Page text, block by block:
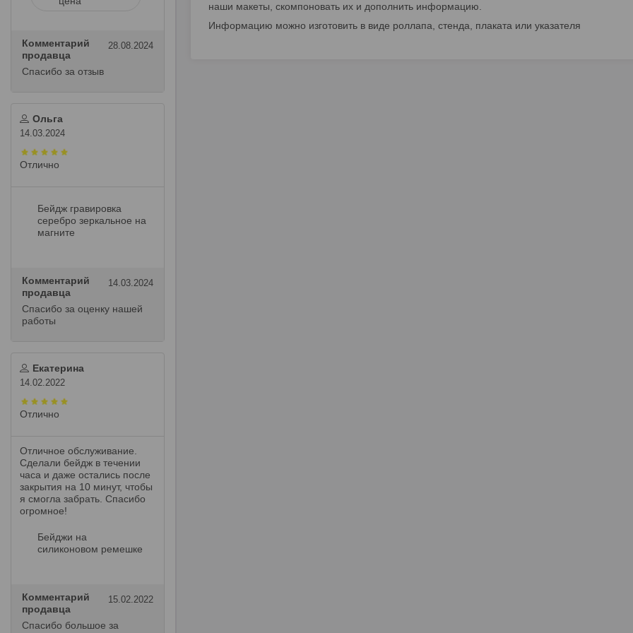
наши макеты, скомпоновать их и дополнить информацию.
Информацию можно изготовить в виде роллапа, стенда, плаката или указателя
Комментарий
продавца
28.08.2024
Спасибо за отзыв
Ольга
14.03.2024
Отлично
Бейдж гравировка
серебро зеркальное на
магните
Комментарий
продавца
14.03.2024
Спасибо за оценку нашей
работы
Екатерина
14.02.2022
Отлично
Отличное обслуживание.
Сделали бейдж в течении
часа и даже остались после
закрытия на 10 минут, чтобы
я смогла забрать. Спасибо
огромное!
Бейджи на
силиконовом ремешке
Комментарий
продавца
15.02.2022
Спасибо большое за